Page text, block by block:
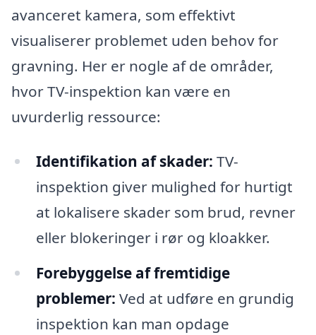
avanceret kamera, som effektivt
visualiserer problemet uden behov for
gravning. Her er nogle af de områder,
hvor TV-inspektion kan være en
uvurderlig ressource:
Identifikation af skader: TV-
inspektion giver mulighed for hurtigt
at lokalisere skader som brud, revner
eller blokeringer i rør og kloakker.
Forebyggelse af fremtidige
problemer: Ved at udføre en grundig
inspektion kan man opdage